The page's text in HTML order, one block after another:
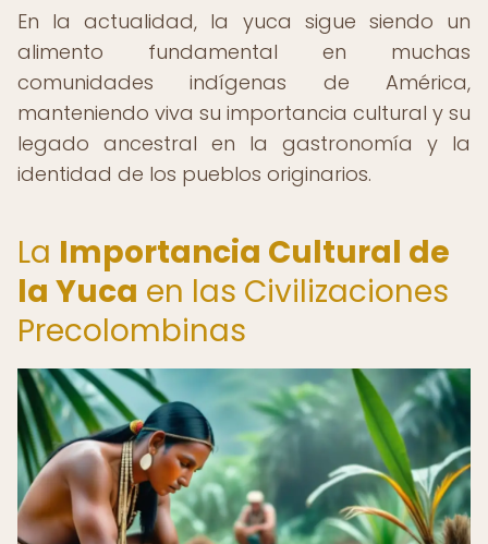
En la actualidad, la yuca sigue siendo un
alimento fundamental en muchas
comunidades indígenas de América,
manteniendo viva su importancia cultural y su
legado ancestral en la gastronomía y la
identidad de los pueblos originarios.
La Importancia Cultural de
la Yuca en las Civilizaciones
Precolombinas